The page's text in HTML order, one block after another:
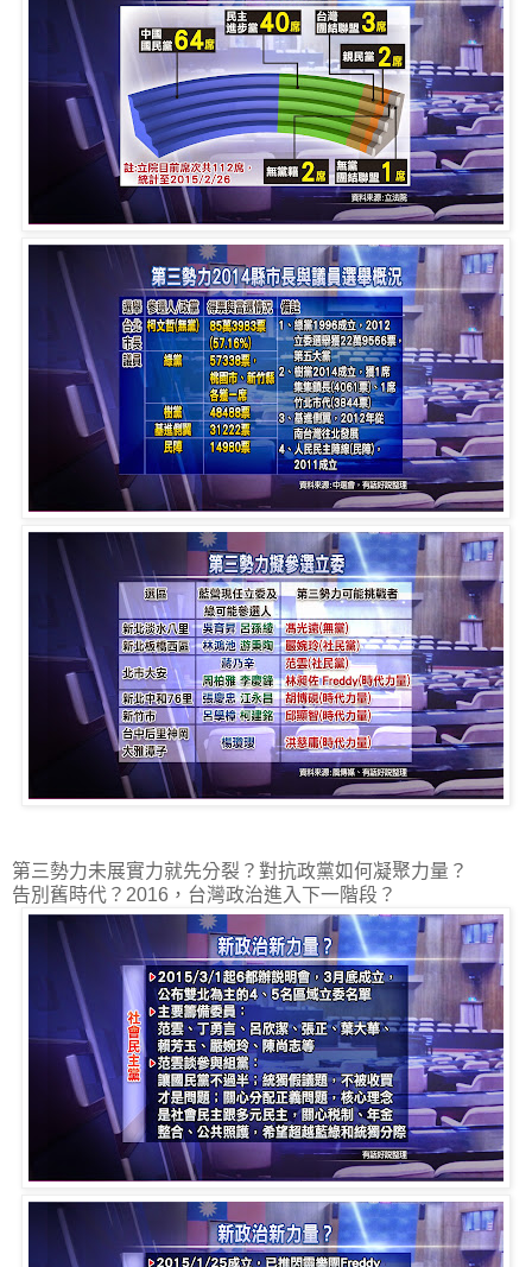
第三勢力未展實力就先分裂？對抗政黨如何凝聚力量？
告別舊時代？2016，台灣政治進入下一階段？